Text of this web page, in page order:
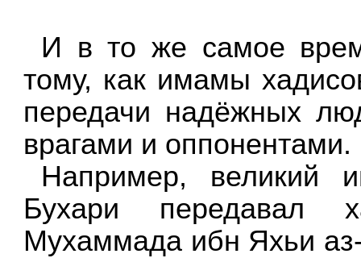
И в то же самое
тому, как имамы
передачи надёжных
врагами и оппонентами.
Например, великий
Бухари передавал
Мухаммада ибн Яхьи